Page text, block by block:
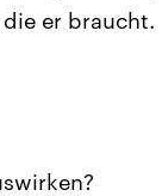
er braucht.